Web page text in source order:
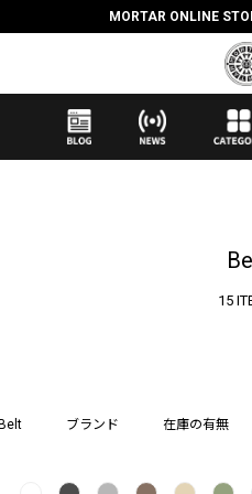
抽選応募時のクレジットカー
【応募前に必ずお読みくださ
MORTAR ONLINE
15
Belt ブランド 在庫の有無